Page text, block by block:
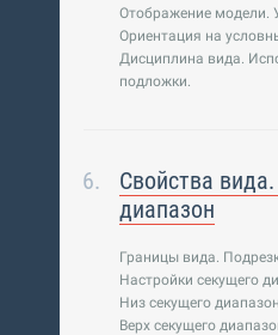
Отображение модели.
Ориентация на
Дисциплина вида.
подложки.
Свойства
диапазон
Границы вида.
Настройки секущего
Низ секущего
Верх секущего